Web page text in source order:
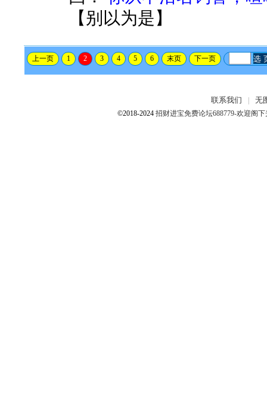
【别以为是 】
上一页 1 2 3 4 5 6 末页 下一页 选
联系我们 无
©2018-2024 招财进宝免费论坛688779-欢迎阁